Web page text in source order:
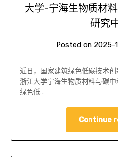
大学-宁海生物质材
研究
Posted on 2025-
近日，国家建筑绿色低碳技术
浙江大学宁海生物质材料与碳
绿色低…
Continue